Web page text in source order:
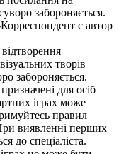
забороняється.
є автор
творів
забороняється.
для осіб
іграх може
правил
виявленні перших
до спеціаліста.